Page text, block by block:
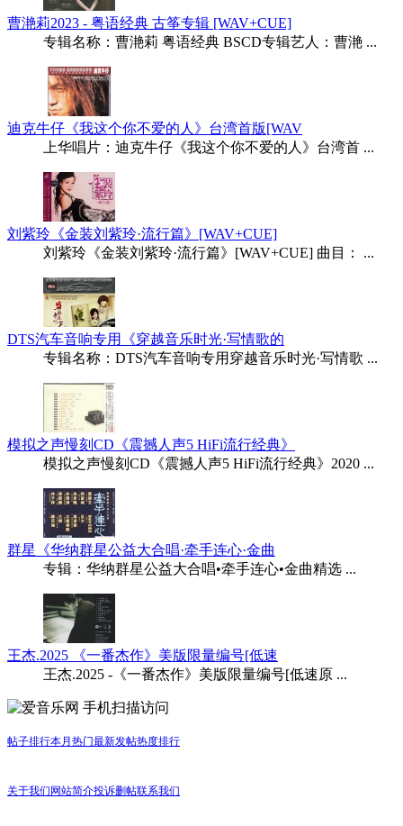
曹滟莉2023 - 粤语经典 古筝专辑 [WAV+CUE]
专辑名称：曹滟莉 粤语经典 BSCD专辑艺人：曹滟 ...
迪克牛仔《我这个你不爱的人》台湾首版[WAV
上华唱片：迪克牛仔《我这个你不爱的人》台湾首 ...
刘紫玲《金装刘紫玲·流行篇》[WAV+CUE]
刘紫玲《金装刘紫玲·流行篇》[WAV+CUE] 曲目： ...
DTS汽车音响专用《穿越音乐时光·写情歌的
专辑名称：DTS汽车音响专用穿越音乐时光·写情歌 ...
模拟之声慢刻CD《震撼人声5 HiFi流行经典》
模拟之声慢刻CD《震撼人声5 HiFi流行经典》2020 ...
群星《华纳群星公益大合唱·牵手连心·金曲
专辑：华纳群星公益大合唱•牵手连心•金曲精选 ...
王杰.2025 《一番杰作》美版限量编号[低速
王杰.2025 -《一番杰作》美版限量编号[低速原 ...
手机扫描访问
帖子排行本月热门最新发帖热度排行
关于我们 网站简介投诉删帖联系我们